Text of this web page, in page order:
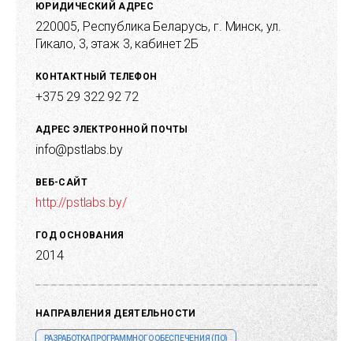
Технологии, используемые в энтерпрайз приложениях: Java
J2EE, Java JDK, Spring, Hibernate, Java Script, JBoss, Mongo DB,
Postgre SQL.
ЮРИДИЧЕСКИЙ АДРЕС
220005, Республика Беларусь, г. Минск, ул.
Гикало, 3, этаж 3, кабинет 2Б
КОНТАКТНЫЙ ТЕЛЕФОН
+375 29 322 92 72
АДРЕС ЭЛЕКТРОННОЙ ПОЧТЫ
info@pstlabs.by
ВЕБ-САЙТ
http://pstlabs.by/
ГОД ОСНОВАНИЯ
2014
НАПРАВЛЕНИЯ ДЕЯТЕЛЬНОСТИ
РАЗРАБОТКА ПРОГРАММНОГО ОБЕСПЕЧЕНИЯ (ПО)